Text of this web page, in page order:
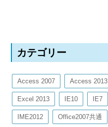
カテゴリー
Access 2007 Access 2013
Excel 2013 IE10 IE7
IME2012 Office2007共通